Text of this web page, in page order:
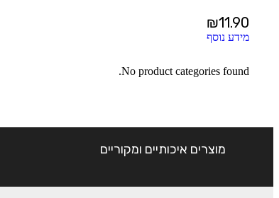
₪11.90
מידע נוסף
No product categories found.
מוצרים איכותיים ומקוריים